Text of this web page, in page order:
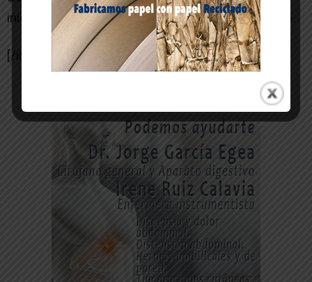
iniciar nuevos trámites para más especialidades».
[/ihc-hide-content]